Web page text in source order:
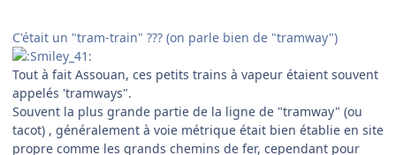
C'était un "tram-train" ??? (on parle bien de "tramway")
Tout à fait Assouan, ces petits trains à vapeur étaient souvent
appelés 'tramways".
Souvent la plus grande partie de la ligne de "tramway" (ou
tacot) , généralement à voie métrique était bien établie en site
propre comme les grands chemins de fer, cependant pour